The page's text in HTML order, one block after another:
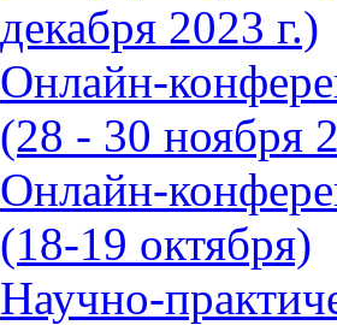
декабря 2023 г.)
Онлайн-
(28 - 30 ноября
Онлайн-
(18-19 октября)
Научно-